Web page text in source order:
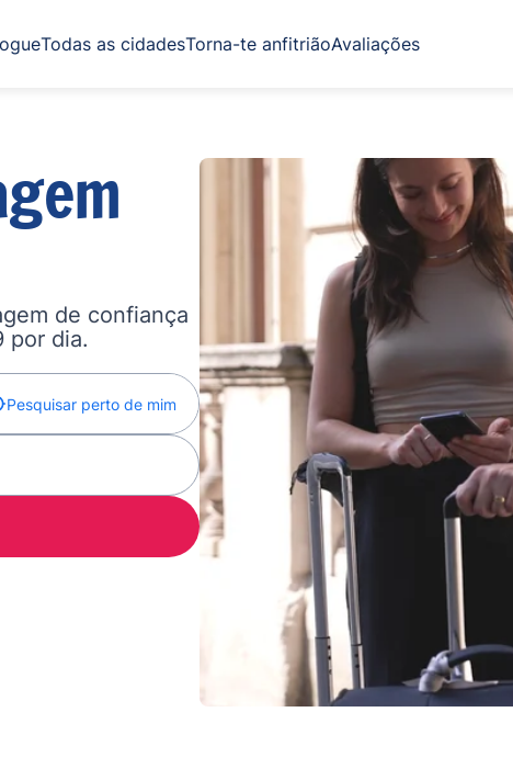
Todas as cidadesTorna-te anfitriãoAvaliações
de confiança
por dia.
Pesquisar perto de mim